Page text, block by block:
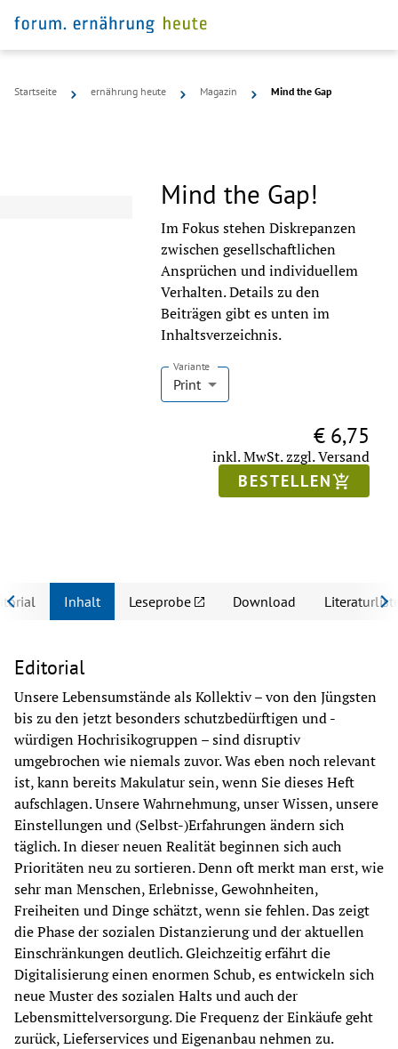
Startseite ernährung heute Magazin Mind the Gap
Mind the Gap!
Im Fokus stehen Diskrepanzen
zwischen gesellschaftlichen
Ansprüchen und individuellem
Verhalten. Details zu den
Beiträgen gibt es unten im
Inhaltsverzeichnis.
Variante
Print
€ 6,75
inkl. MwSt.zzgl. Versand
BESTELLEN
Inhalt Leseprobe Download
Editorial
Unsere Lebensumstände als Kollektiv – von den Jüngsten
bis zu den jetzt besonders schutzbedürftigen und -
würdigen Hochrisikogruppen – sind disruptiv
umgebrochen wie niemals zuvor. Was eben noch relevant
ist, kann bereits Makulatur sein, wenn Sie dieses Heft
aufschlagen. Unsere Wahrnehmung, unser Wissen, unsere
Einstellungen und (Selbst-)Erfahrungen ändern sich
täglich. In dieser neuen Realität beginnen sich auch
Prioritäten neu zu sortieren. Denn oft merkt man erst, wie
sehr man Menschen, Erlebnisse, Gewohnheiten,
Freiheiten und Dinge schätzt, wenn sie fehlen. Das zeigt
die Phase der sozialen Distanzierung und der aktuellen
Einschränkungen deutlich. Gleichzeitig erfährt die
Digitalisierung einen enormen Schub, es entwickeln sich
neue Muster des sozialen Halts und auch der
Lebensmittelversorgung. Die Frequenz der Einkäufe geht
zurück, Lieferservices und Eigenanbau nehmen zu.